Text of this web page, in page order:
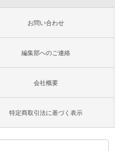
お問い合わせ
編集部へのご連絡
会社概要
特定商取引法に基づく表示